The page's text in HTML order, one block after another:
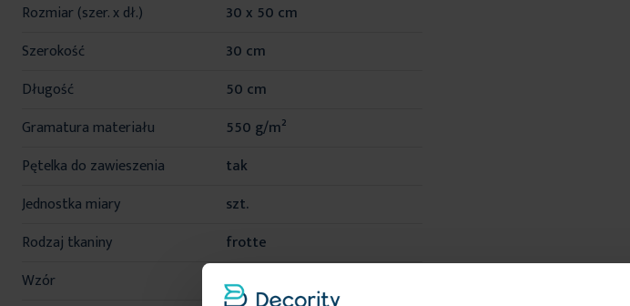
Rozmiar (szer. x dł.)
30 x 50 cm
Szerokość
30 cm
Długość
50 cm
Gramatura materiału
550 g/m²
Pętelka do zawieszenia
tak
Jednostka miary
szt.
Rodzaj tkaniny
frotte
Wzór
z bordiurą